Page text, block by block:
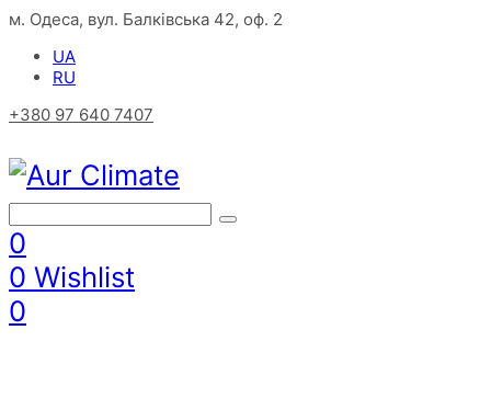
м. Одеса, вул. Балківська 42, оф. 2
UA
RU
+380 97 640 7407
0
0 Wishlist
0